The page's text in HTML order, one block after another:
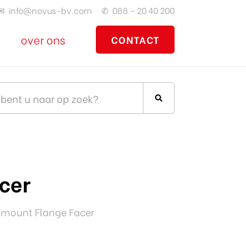
info@novus-bv.com ✆ 088 - 20 40 200
over ons CONTACT
Flange Facer